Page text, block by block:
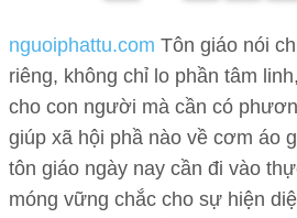
nguoiphattu.com Tôn giáo nói
riêng, không chỉ lo phần tâm
cho con người mà cần có
giúp xã hội phầ nào về cơm áo
tôn giáo ngày nay cần đi vào
móng vững chắc cho sự hiện